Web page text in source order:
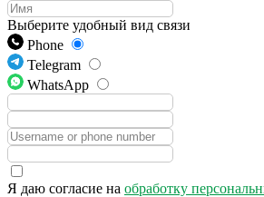
Выберите удобный вид связи
Phone
Telegram
WhatsApp
Я даю согласие на обработку